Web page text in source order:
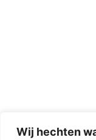
Wij hechten